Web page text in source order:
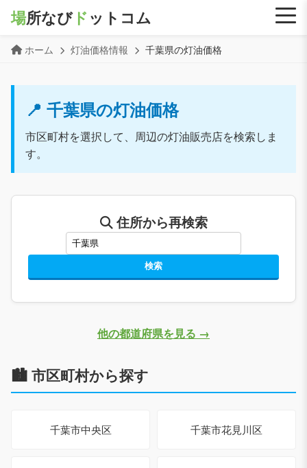
場所なびドットコム
ホーム 灯油価格情報 千葉県の灯油価格
📍 千葉県の灯油価格
市区町村を選択して、周辺の灯油販売店を検索しま
す。
住所から再検索
他の都道府県を見る →
🏙️ 市区町村から探す
千葉市中央区 千葉市花見川区